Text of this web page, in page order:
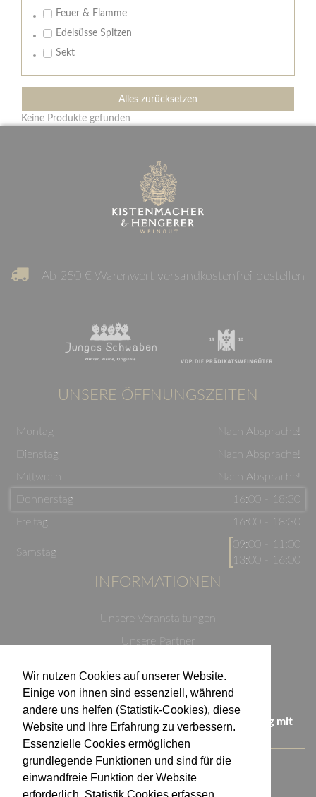
Wir nutzen Cookies auf unserer Website.
Einige von ihnen sind essenziell, während
andere uns helfen (Statistik-Cookies), diese
Website und Ihre Erfahrung zu verbessern.
Essenzielle Cookies ermöglichen
grundlegende Funktionen und sind für die
einwandfreie Funktion der Website
Feuer & Flamme
Edelsüsse Spitzen
Sekt
Alles zurücksetzen
Keine Produkte gefunden
Ab 250 € Warenwert versandkostenfrei bestellen
UNSERE ÖFFNUNGSZEITEN
Montag
Nach Absprache!
Dienstag
Nach Absprache!
Mittwoch
Nach Absprache!
Donnerstag
16:00 - 18:30
Freitag
16:00 - 18:30
Samstag
09:00 - 11:00
13:00 - 16:00
INFORMATIONEN
Unsere Veranstaltungen
Unsere Partner
Impressum
Wir treten für einen verantwortungsvollen Umgang mit
Alkohol ein.
KONTAKT